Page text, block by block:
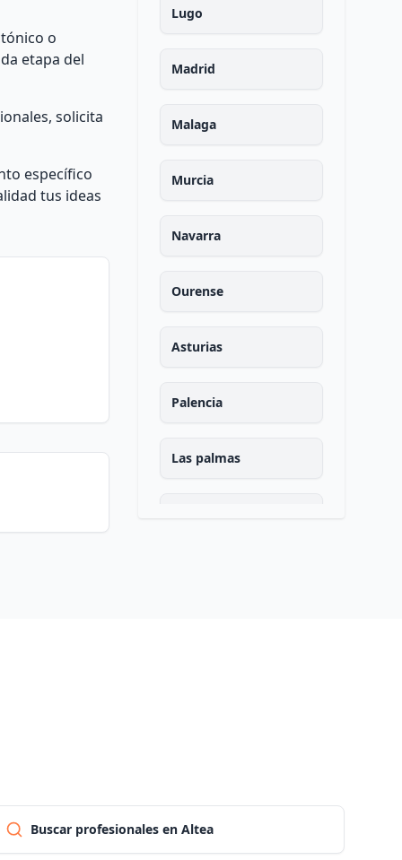
o
etapa del
solicita
específico
tus ideas
Lugo
Madrid
Malaga
Murcia
Navarra
Ourense
Asturias
Palencia
Las palmas
Buscar profesionales en Altea